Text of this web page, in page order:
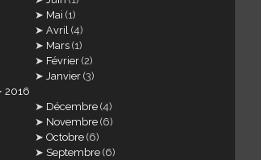
Mai (1)
Avril (4)
Mars (1)
Février (2)
Janvier (3)
2016
Décembre (4)
Novembre (6)
Octobre (6)
Septembre (6)